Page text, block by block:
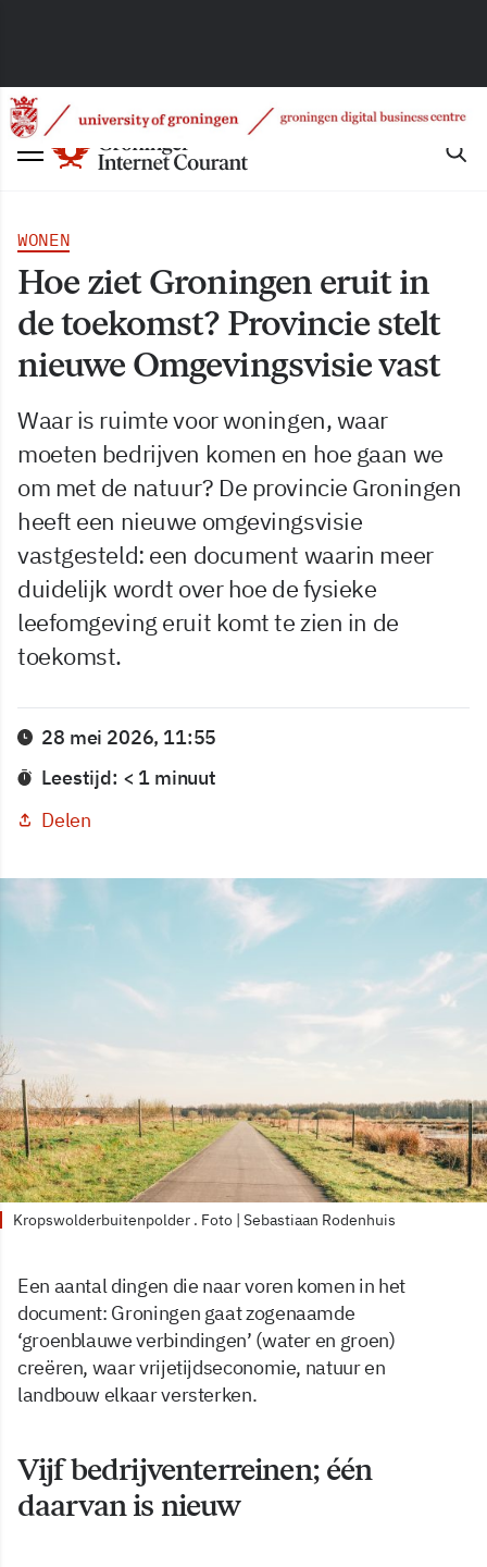
WONEN
Hoe ziet Groningen eruit in
de toekomst? Provincie stelt
nieuwe Omgevingsvisie vast
Waar is ruimte voor woningen, waar
moeten bedrijven komen en hoe gaan we
om met de natuur? De provincie Groningen
heeft een nieuwe omgevingsvisie
vastgesteld: een document waarin meer
duidelijk wordt over hoe de fysieke
leefomgeving eruit komt te zien in de
toekomst.
28 mei 2026, 11:55
Leestijd: < 1 minuut
Delen
Kropswolderbuitenpolder . Foto | Sebastiaan Rodenhuis
Een aantal dingen die naar voren komen in het
document: Groningen gaat zogenaamde
‘groenblauwe verbindingen’ (water en groen)
creëren, waar vrijetijdseconomie, natuur en
landbouw elkaar versterken.
Vijf bedrijventerreinen; één
daarvan is nieuw